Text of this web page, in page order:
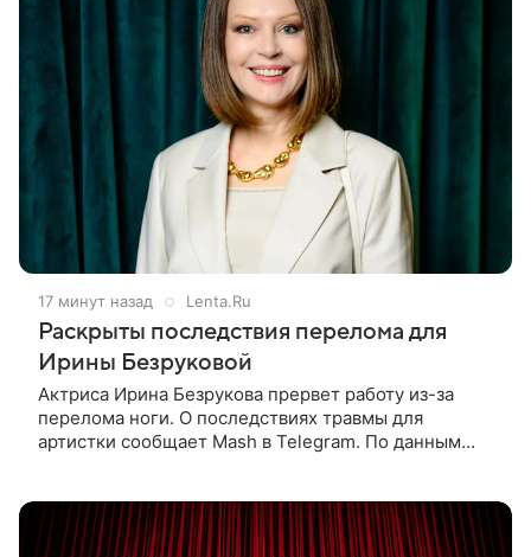
17 минут назад Lenta.Ru
Раскрыты последствия перелома для
Ирины Безруковой
Актриса Ирина Безрукова прервет работу из-за
перелома ноги. О последствиях травмы для
артистки сообщает Mash в Telegram. По данным